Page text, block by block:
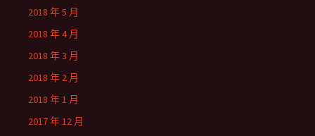
2018 年 5 月
2018 年 4 月
2018 年 3 月
2018 年 2 月
2018 年 1 月
2017 年 12 月